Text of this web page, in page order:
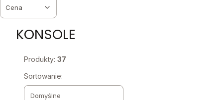
Cena
Koniec filtrów
KONSOLE
Produkty: 37
Lista produktów
Sortowanie:
Domyślne